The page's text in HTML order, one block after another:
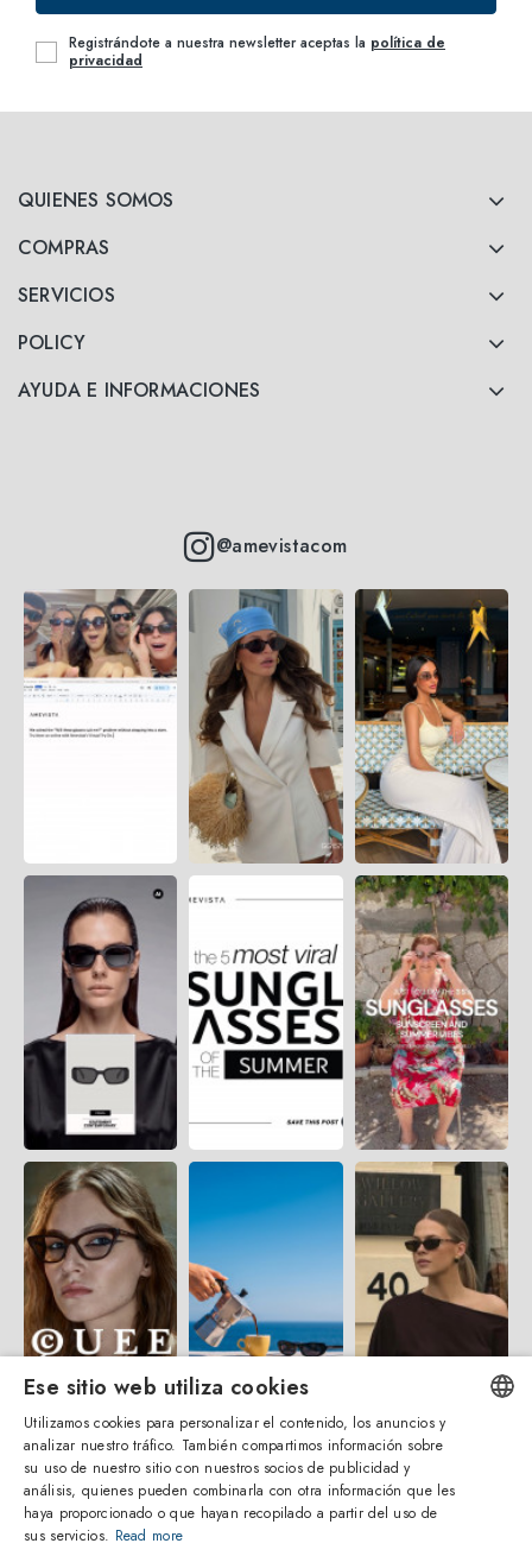
QUIENES SOMOS
COMPRAS
SERVICIOS
POLICY
AYUDA E INFORMACIONES
@amevistacom
Registrándote a nuestra newsletter aceptas la política de
privacidad
ENGLISH
ITALIAN
Ese sitio web utiliza cookies
Utilizamos cookies para personalizar el contenido, los anuncios y
analizar nuestro tráfico. También compartimos información sobre
su uso de nuestro sitio con nuestros socios de publicidad y
análisis, quienes pueden combinarla con otra información que les
haya proporcionado o que hayan recopilado a partir del uso de
sus servicios. Read more